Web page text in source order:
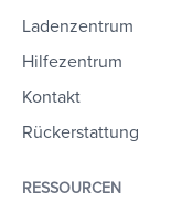
Ladenzentrum
Hilfezentrum
Kontakt
Rückerstattung
RESSOURCEN